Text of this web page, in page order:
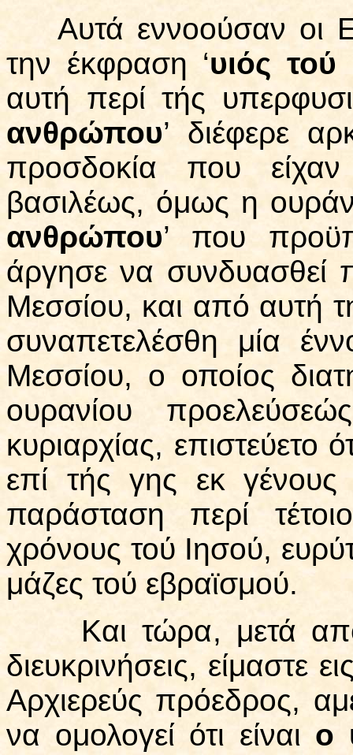
Αυτά εννοούσαν οι
την έκφραση ‘υιός
αυτή περί τής
ανθρώπου’ διέφερε
προσδοκία που
βασιλέως, όμως η
ανθρώπου’ που
άργησε να συνδυασθεί
Μεσσίου, και από αυτή
συναπετελέσθη μία
Μεσσίου, ο οποίος
ουρανίου
κυριαρχίας, επιστεύετο
επί τής γης εκ
παράσταση περί
χρόνους τού Ιησού,
μάζες τού εβραϊσμού.
Και τώρα, μετά από
διευκρινήσεις, είμαστε
Αρχιερεύς πρόεδρος,
να ομολογεί ότι είναι ο